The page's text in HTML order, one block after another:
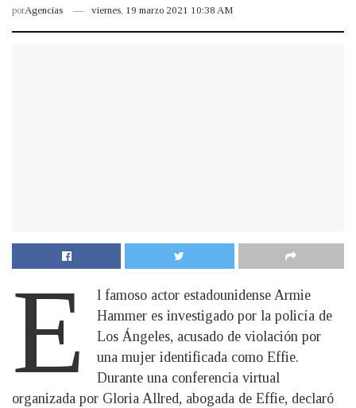
porAgencias viernes, 19 marzo 2021 10:38 AM
E
l famoso actor estadounidense Armie
Hammer es investigado por la policía de
Los Ángeles, acusado de violación por
una mujer identificada como Effie.
Durante una conferencia virtual
organizada por Gloria Allred, abogada de Effie, declaró